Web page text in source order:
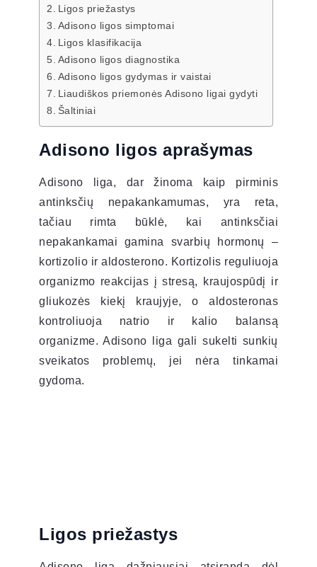
Ligos priežastys
Adisono ligos simptomai
Ligos klasifikacija
Adisono ligos diagnostika
Adisono ligos gydymas ir vaistai
Liaudiškos priemonės Adisono ligai gydyti
Šaltiniai
Adisono ligos aprašymas
Adisono liga, dar žinoma kaip pirminis
antinksčių nepakankamumas, yra reta,
tačiau rimta būklė, kai antinksčiai
nepakankamai gamina svarbių hormonų –
kortizolio ir aldosterono. Kortizolis reguliuoja
organizmo reakcijas į stresą, kraujospūdį ir
gliukozės kiekį kraujyje, o aldosteronas
kontroliuoja natrio ir kalio balansą
organizme. Adisono liga gali sukelti sunkių
sveikatos problemų, jei nėra tinkamai
gydoma.
Ligos priežastys